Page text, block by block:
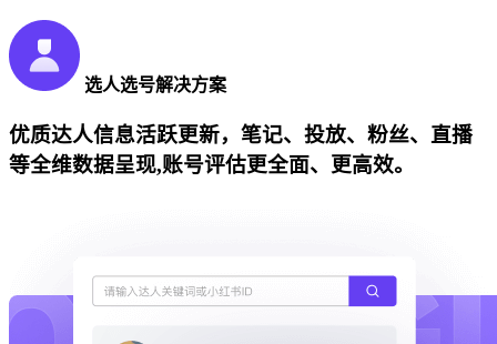
选人选号解决方案
优质达人信息活跃更新，笔记、投放、粉丝、直播
等全维数据呈现,账号评估更全面、更高效。